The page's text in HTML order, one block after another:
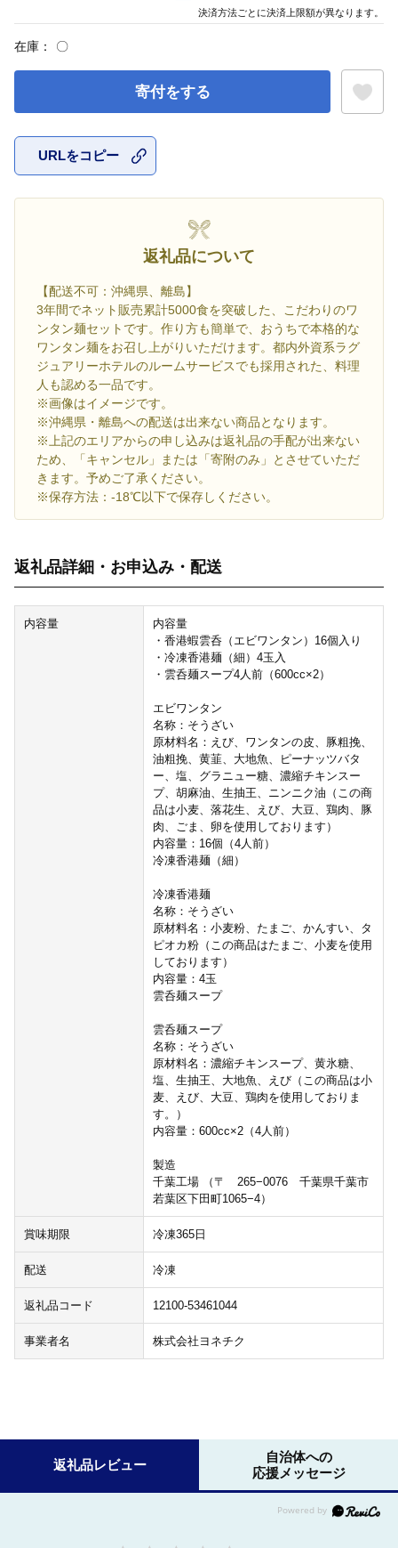
在庫： 〇
寄付をする
URLをコピー
返礼品について
【配送不可：沖縄県、離島】
3年間でネット販売累計5000食を突破した、こだわりのワ
ンタン麺セットです。作り方も簡単で、おうちで本格的な
ワンタン麺をお召し上がりいただけます。都内外資系ラグ
ジュアリーホテルのルームサービスでも採用された、料理
人も認める一品です。
※画像はイメージです。
※沖縄県・離島への配送は出来ない商品となります。
※上記のエリアからの申し込みは返礼品の手配が出来ない
ため、「キャンセル」または「寄附のみ」とさせていただ
きます。予めご了承ください。
※保存方法：-18℃以下で保存しください。
返礼品詳細・お申込み・配送
内容量
内容量
・香港蝦雲呑（エビワンタン）16個入り
・冷凍香港麺（細）4玉入
・雲呑麺スープ4人前（600cc×2）
エビワンタン
名称：そうざい
原材料名：えび、ワンタンの皮、豚粗挽、
油粗挽、黄韮、大地魚、ピーナッツバタ
ー、塩、グラニュー糖、濃縮チキンスー
プ、胡麻油、生抽王、ニンニク油（この商
品は小麦、落花生、えび、大豆、鶏肉、豚
肉、ごま、卵を使用しております）
内容量：16個（4人前）
冷凍香港麺（細）
冷凍香港麺
名称：そうざい
原材料名：小麦粉、たまご、かんすい、タ
ピオカ粉（この商品はたまご、小麦を使用
しております）
内容量：4玉
雲呑麺スープ
雲呑麺スープ
名称：そうざい
原材料名：濃縮チキンスープ、黄氷糖、
塩、生抽王、大地魚、えび（この商品は小
麦、えび、大豆、鶏肉を使用しておりま
す。）
内容量：600cc×2（4人前）
製造
千葉工場 （〒 265−0076 千葉県千葉市
若葉区下田町1065−4）
賞味期限 冷凍365日
配送 冷凍
返礼品コード 12100-53461044
事業者名 株式会社ヨネチク
決済方法ごとに決済上限額が異なります。
返礼品レビュー
自治体への
応援メッセージ